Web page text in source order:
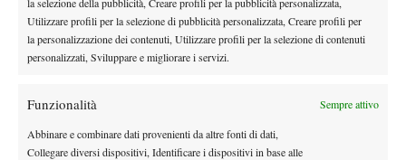
Utilizzare profili per la selezione di pubblicità personalizzata, Creare profili per
la personalizzazione dei contenuti, Utilizzare profili per la selezione di contenuti
personalizzati, Sviluppare e migliorare i servizi.
Funzionalità Sempre attivo
Abbinare e combinare dati provenienti da altre fonti di dati,
Collegare diversi dispositivi, Identificare i dispositivi in base alle
depliant dove è possibile avere informazioni su un tema così
importante al giorno d’oggi e sul quale talvolta ci si può trovare
disarmati e impreparati per fronteggiare situazioni di tale
Safe Network Srl è da tempo impegnata in una campagna di
conseguenti a un utilizzo non consapevole della rete.